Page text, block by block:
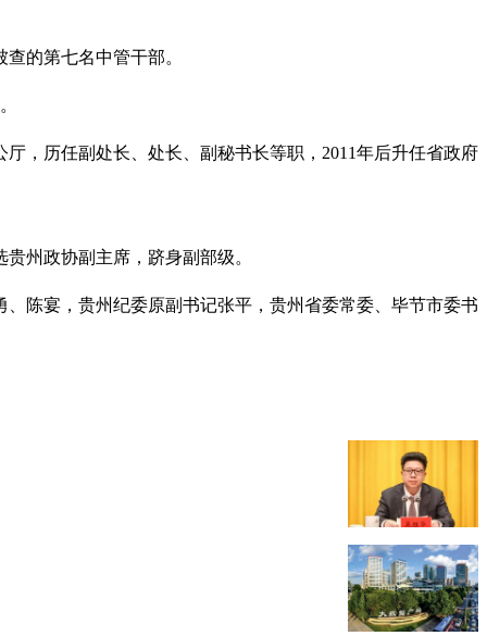
的第七名中管干部。
，历任副处长、处长、副秘书长等职，2011年后升任省政府
州政协副主席，跻身副部级。
陈宴，贵州纪委原副书记张平，贵州省委常委、毕节市委书